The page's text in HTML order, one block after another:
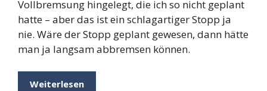
Vollbremsung hingelegt, die ich so nicht geplant
hatte – aber das ist ein schlagartiger Stopp ja
nie. Wäre der Stopp geplant gewesen, dann hätte
man ja langsam abbremsen können.
Weiterlesen